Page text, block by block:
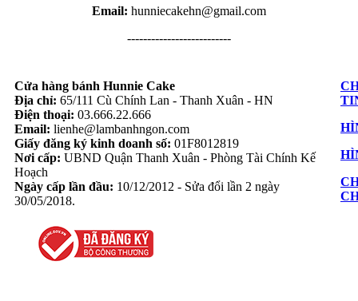
Email: hunniecakehn@gmail.com
--------------------------
Cửa hàng bánh Hunnie Cake
Địa chỉ: 65/111 Cù Chính Lan - Thanh Xuân - HN
Điện thoại: 03.666.22.666
Email: lienhe@lambanhngon.com
Giấy đăng ký kinh doanh số: 01F8012819
Nơi cấp: UBND Quận Thanh Xuân - Phòng Tài Chính Kế
Hoạch
Ngày cấp lần đầu: 10/12/2012 - Sửa đổi lần 2 ngày
30/05/2018.